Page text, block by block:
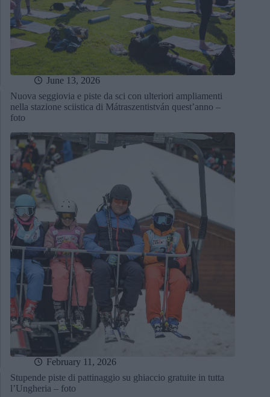
June 13, 2026
Nuova seggiovia e piste da sci con ulteriori ampliamenti
nella stazione sciistica di Mátraszentistván quest’anno –
foto
February 11, 2026
Stupende piste di pattinaggio su ghiaccio gratuite in tutta
l’Ungheria – foto